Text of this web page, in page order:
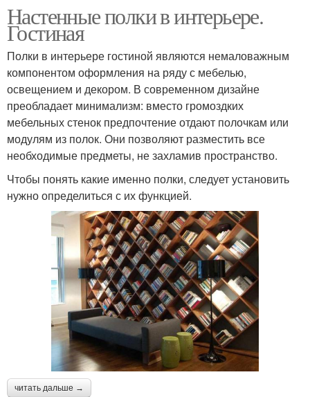
Настенные полки в интерьере.
Гостиная
Полки в интерьере гостиной являются немаловажным
компонентом оформления на ряду с мебелью,
освещением и декором. В современном дизайне
преобладает минимализм: вместо громоздких
мебельных стенок предпочтение отдают полочкам или
модулям из полок. Они позволяют разместить все
необходимые предметы, не захламив пространство.
Чтобы понять какие именно полки, следует установить
нужно определиться с их функцией.
читать дальше →